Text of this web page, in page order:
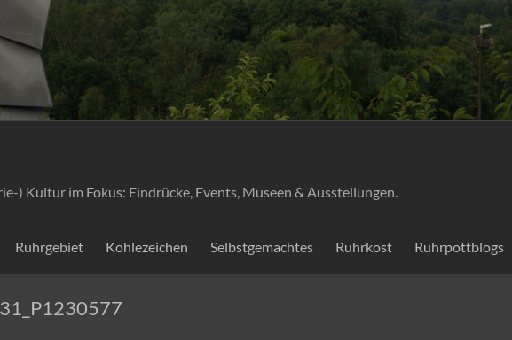
) Kultur im Fokus: Eindrücke, Events, Museen & Ausstellungen.
Ruhrgebiet Kohlezeichen Selbstgemachtes Ruhrkost Ruhrpottblogs